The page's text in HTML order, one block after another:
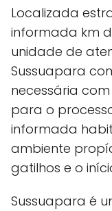
Localizada
informada km
unidade de
Sussuapara
necessária
para o
informada
ambiente
gatilhos e o
Sussuapara é